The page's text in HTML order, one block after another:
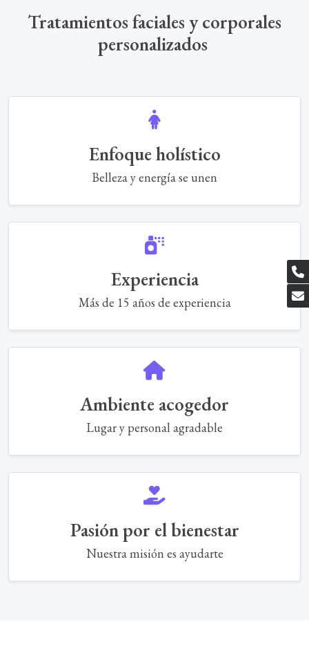
Tratamientos faciales y corporales
personalizados
Enfoque holístico
Belleza y energía se unen
Experiencia
Más de 15 años de experiencia
Ambiente acogedor
Lugar y personal agradable
Pasión por el bienestar
Nuestra misión es ayudarte